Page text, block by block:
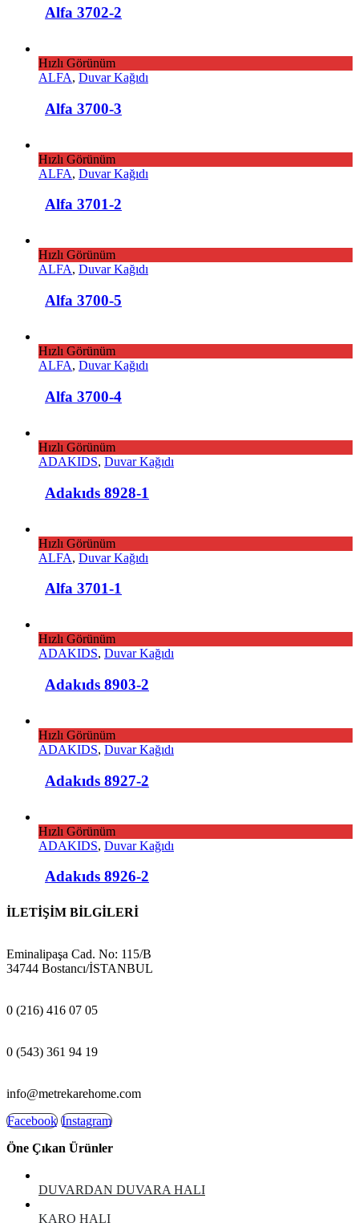
Alfa 3702-2
Hızlı Görünüm
ALFA, Duvar Kağıdı
Alfa 3700-3
Hızlı Görünüm
ALFA, Duvar Kağıdı
Alfa 3701-2
Hızlı Görünüm
ALFA, Duvar Kağıdı
Alfa 3700-5
Hızlı Görünüm
ALFA, Duvar Kağıdı
Alfa 3700-4
Hızlı Görünüm
ADAKIDS, Duvar Kağıdı
Adakıds 8928-1
Hızlı Görünüm
ALFA, Duvar Kağıdı
Alfa 3701-1
Hızlı Görünüm
ADAKIDS, Duvar Kağıdı
Adakıds 8903-2
Hızlı Görünüm
ADAKIDS, Duvar Kağıdı
Adakıds 8927-2
Hızlı Görünüm
ADAKIDS, Duvar Kağıdı
Adakıds 8926-2
İLETİŞİM BİLGİLERİ
Eminalipaşa Cad. No: 115/B
34744 Bostancı/İSTANBUL
0 (216) 416 07 05
0 (543) 361 94 19
info@metrekarehome.com
Facebook Instagram
Öne Çıkan Ürünler
DUVARDAN DUVARA HALI
KARO HALI